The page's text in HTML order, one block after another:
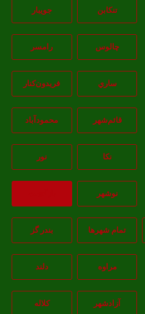
تنکابن جويبار
چالوس رامسر
ساري فريدون‌کنار
قائم‌شهر محمودآباد
نوشهر
تمام شهر‌ها بندر گز
مراوه دلند
آزادشهر کلاله